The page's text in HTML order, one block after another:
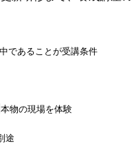
であることが受講条件
本物の現場を体験
途